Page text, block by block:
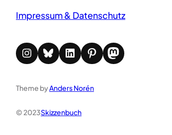
Impressum & Datenschutz
Instagram Bluesky LinkedIn Pinterest Mastodon
Theme byAnders Norén
© 2023Skizzenbuch